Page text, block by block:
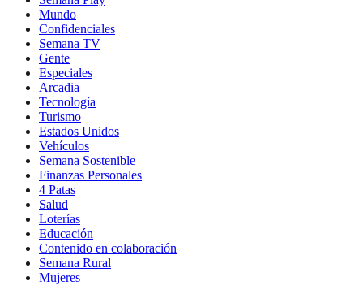
Mundo
Confidenciales
Semana TV
Gente
Especiales
Arcadia
Tecnología
Turismo
Estados Unidos
Vehículos
Semana Sostenible
Finanzas Personales
4 Patas
Salud
Loterías
Educación
Contenido en colaboración
Semana Rural
Mujeres